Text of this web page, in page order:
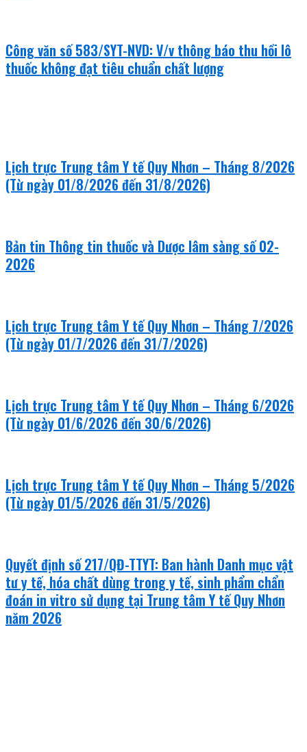
Công văn số 583/SYT-NVD: V/v thông báo thu hồi lô
thuốc không đạt tiêu chuẩn chất lượng
Lịch trực Trung tâm Y tế Quy Nhơn – Tháng 8/2026
(Từ ngày 01/8/2026 đến 31/8/2026)
Bản tin Thông tin thuốc và Dược lâm sàng số 02-
2026
Lịch trực Trung tâm Y tế Quy Nhơn – Tháng 7/2026
(Từ ngày 01/7/2026 đến 31/7/2026)
Lịch trực Trung tâm Y tế Quy Nhơn – Tháng 6/2026
(Từ ngày 01/6/2026 đến 30/6/2026)
Lịch trực Trung tâm Y tế Quy Nhơn – Tháng 5/2026
(Từ ngày 01/5/2026 đến 31/5/2026)
Quyết định số 217/QĐ-TTYT: Ban hành Danh mục vật
tư y tế, hóa chất dùng trong y tế, sinh phẩm chẩn
đoán in vitro sử dụng tại Trung tâm Y tế Quy Nhơn
năm 2026